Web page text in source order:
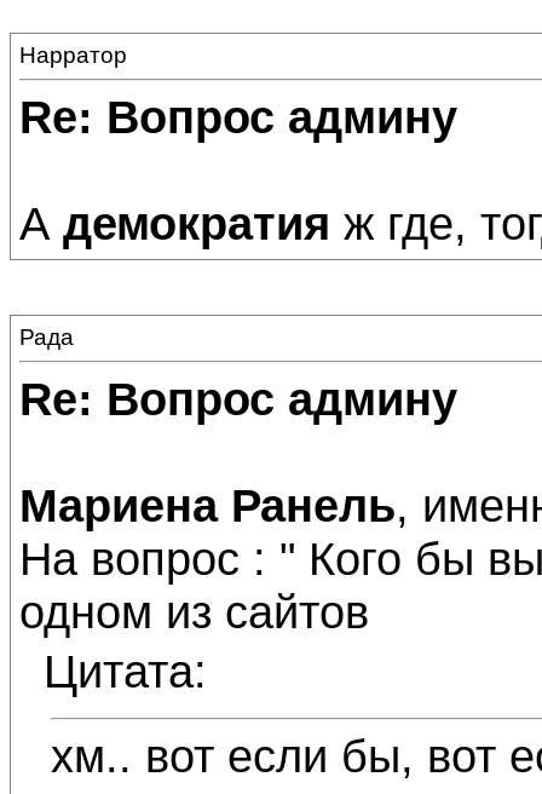
Нарратор
Re: Вопрос админу
А демократия ж где,
Рада
Re: Вопрос админу
Мариена Ранель,
На вопрос : " Кого бы
одном из сайтов
Цитата:
хм.. вот если бы, вот